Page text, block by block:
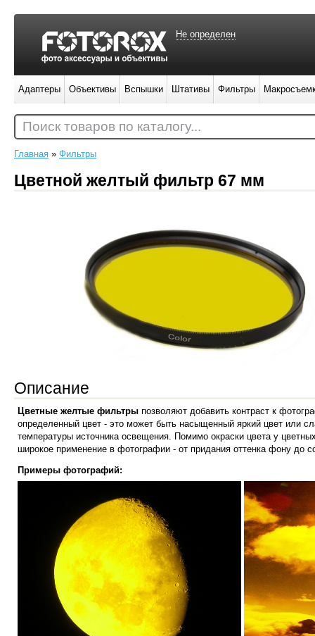
Главная » Фильтры
Цветной желтый фильтр 67 мм
Описание
Цветные желтые фильтры позволяют добавить контраст к
определенный цвет - это может быть насыщенный яркий цвет или
температуры источника освещения. Помимо окраски цвета у
широкое применение в фотографии - от придания оттенка фону до
Примеры фотографий:
Не определен
Адаптеры Объективы Вспышки Штативы Фильтры
Поиск товаров по каталогу...